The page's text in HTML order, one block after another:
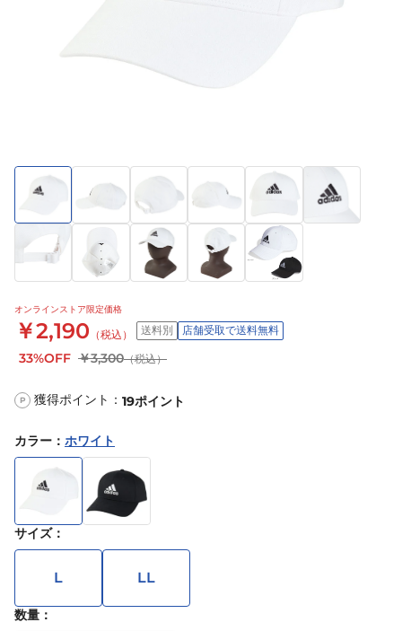
オンラインストア限定価格
￥2,190 （税込） 送料別 店舗受取で送料無料
33%OFF ￥3,300（税込）
P 獲得ポイント： 19ポイント
カラー ： ホワイト
サイズ：
L LL
数量：